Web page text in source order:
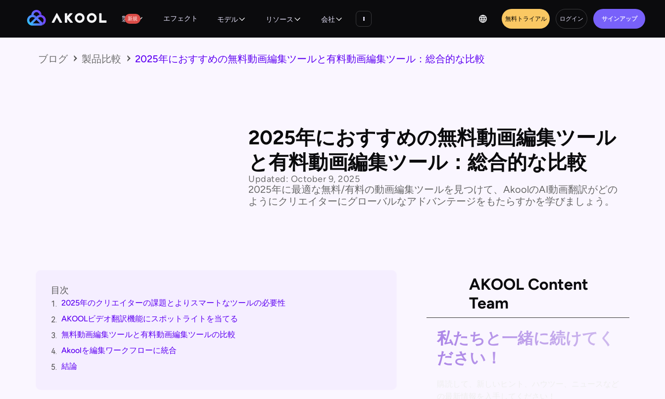
製品
新規 エフェクト モデル リソース 会社 無料トライアル ログイン サインアップ
ブログ 製品比較 2025年におすすめの無料動画編集ツールと有料動画編集ツール：総合的な比較
2025年におすすめの無料動画編集ツール
と有料動画編集ツール：総合的な比較
Updated: October 9, 2025
2025年に最適な無料/有料の動画編集ツールを見つけて、AkoolのAI動画翻訳がどの
ようにクリエイターにグローバルなアドバンテージをもたらすかを学びましょう。
目次
1. 2025年のクリエイターの課題とよりスマートなツールの必要性
2. AKOOLビデオ翻訳機能にスポットライトを当てる
3. 無料動画編集ツールと有料動画編集ツールの比較
4. Akoolを編集ワークフローに統合
5. 結論
AKOOL Content
Team
私たちと一緒に続けてく
ださい！